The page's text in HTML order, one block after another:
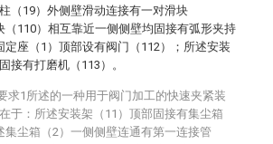
（19）外侧壁滑动连接有一对滑块
（110）相互靠近一侧侧壁均固接有弧形夹持
定座（1）顶部设有阀门（112）；所述安装
接有打磨机（113）。
求1所述的一种用于阀门加工的快速夹紧装
于：所述安装架（11）顶部固接有集尘箱
集尘箱（2）一侧侧壁连通有第一连接管